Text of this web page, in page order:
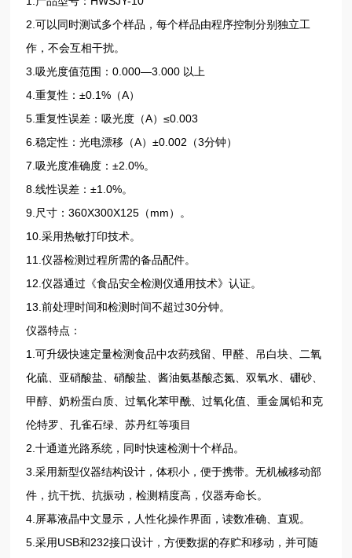
2.可以同时测试多个样品，每个样品由程序控制分别独立工
作，不会互相干扰。
3.吸光度值范围：0.000—3.000 以上
4.重复性：±0.1%（A）
5.重复性误差：吸光度（A）≤0.003
6.稳定性：光电漂移（A）±0.002（3分钟）
7.吸光度准确度：±2.0%。
8.线性误差：±1.0%。
9.尺寸：360X300X125（mm）。
10.采用热敏打印技术。
11.仪器检测过程所需的备品配件。
12.仪器通过《食品安全检测仪通用技术》认证。
13.前处理时间和检测时间不超过30分钟。
仪器特点：
1.可升级快速定量检测食品中农药残留、甲醛、吊白块、二氧
化硫、亚硝酸盐、硝酸盐、酱油氨基酸态氮、双氧水、硼砂、
甲醇、奶粉蛋白质、过氧化苯甲酰、过氧化值、重金属铅和克
伦特罗、孔雀石绿、苏丹红等项目
2.十通道光路系统，同时快速检测十个样品。
3.采用新型仪器结构设计，体积小，便于携带。无机械移动部
件，抗干扰、抗振动，检测精度高，仪器寿命长。
4.屏幕液晶中文显示，人性化操作界面，读数准确、直观。
5.采用USB和232接口设计，方便数据的存贮和移动，并可随